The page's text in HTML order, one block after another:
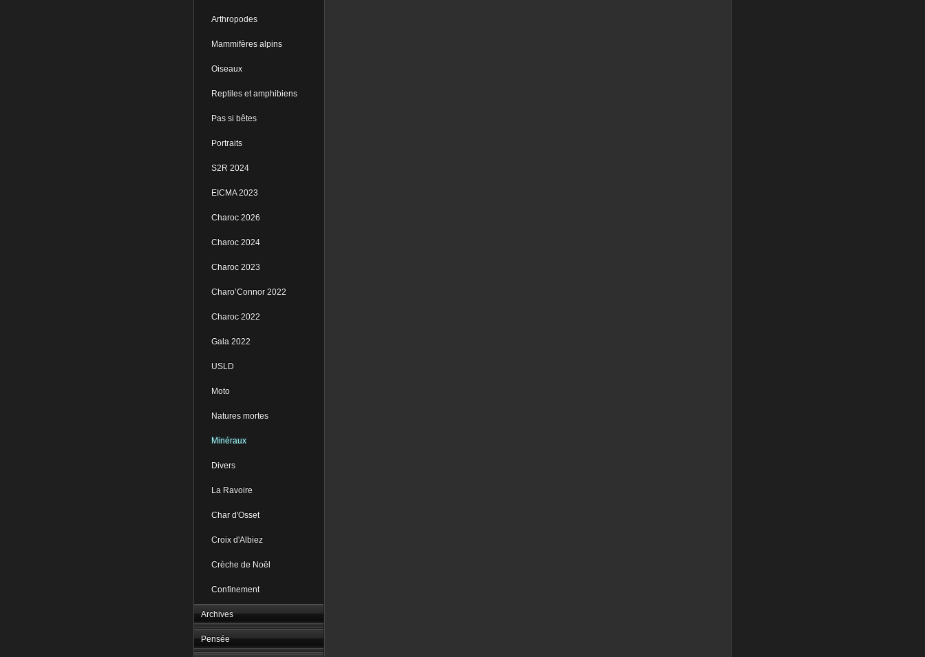
Arthropodes
Mammifères alpins
Oiseaux
Reptiles et amphibiens
Pas si bêtes
Portraits
S2R 2024
EICMA 2023
Charoc 2026
Charoc 2024
Charoc 2023
Charo’Connor 2022
Charoc 2022
Gala 2022
USLD
Moto
Natures mortes
Minéraux
Divers
La Ravoire
Char d'Osset
Croix d'Albiez
Crèche de Noël
Confinement
Archives
Pensée